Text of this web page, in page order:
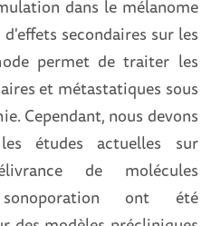
dans le mélanome
secondaires sur les
permet de traiter les
et métastatiques sous
Cependant, nous devons
études actuelles sur
de molécules
ont été